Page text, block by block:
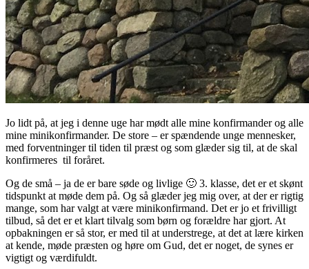
Jo lidt på, at jeg i denne uge har mødt alle mine konfirmander og alle
mine minikonfirmander. De store – er spændende unge mennesker,
med forventninger til tiden til præst og som glæder sig til, at de skal
konfirmeres til foråret.
Og de små – ja de er bare søde og livlige 🙂 3. klasse, det er et skønt
tidspunkt at møde dem på. Og så glæder jeg mig over, at der er rigtig
mange, som har valgt at være minikonfirmand. Det er jo et frivilligt
tilbud, så det er et klart tilvalg som børn og forældre har gjort. At
opbakningen er så stor, er med til at understrege, at det at lære kirken
at kende, møde præsten og høre om Gud, det er noget, de synes er
vigtigt og værdifuldt.